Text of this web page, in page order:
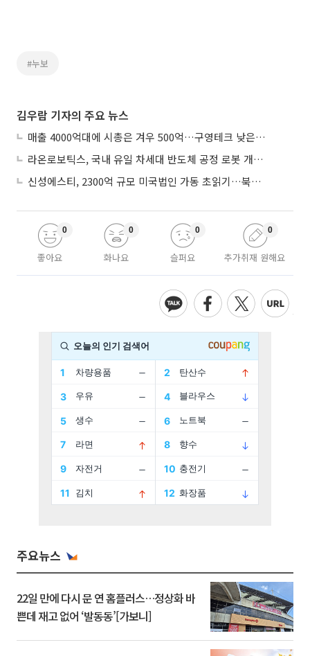
#누보
김우람 기자의 주요 뉴스
매출 4000억대에 시총은 겨우 500억…구영테크 낮은 몸값에 저가 승계 마무리
라온로보틱스, 국내 유일 차세대 반도체 공정 로봇 개발 ‘고객사 테스트 진행’
신성에스티, 2300억 규모 미국법인 가동 초읽기…북미 ESS 공략 본격화
좋아요
0
화나요
0
슬퍼요
0
추가취재 원해요
0
주요뉴스
22일 만에 다시 문 연 홈플러스…정상화 바
쁜데 재고 없어 ‘발동동’[가보니]